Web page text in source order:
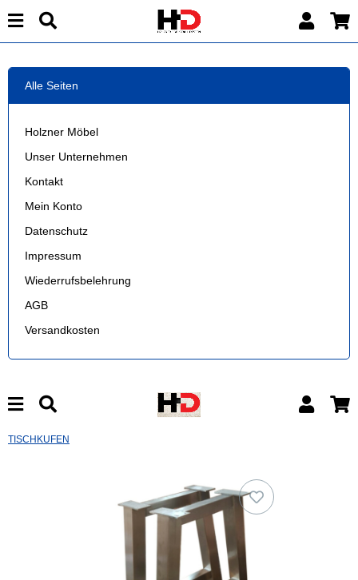
Alle Seiten
Holzner Möbel
Unser Unternehmen
Kontakt
Mein Konto
Datenschutz
Impressum
Wiederrufsbelehrung
AGB
Versandkosten
TISCHKUFEN